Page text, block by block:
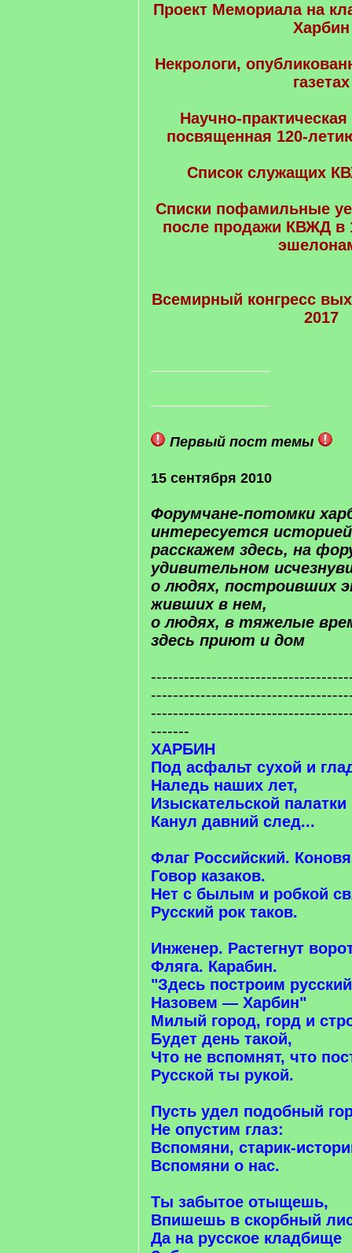
Проект Мемориала на
Харбин
Некрологи,
газетах
Научно-
посвященная 120-
Список служащих
Списки пофамильные
после продажи КВЖД в
Всемирный конгресс
2017
Первый пост темы
15 сентября 2010
Форумчане-потомки
интересуется
расскажем здесь, на
удивительном
о людях, построивших
живших в нем,
о людях, в тяжелые
здесь приют и дом
-------
ХАРБИН
Под асфальт сухой и
Наледь наших лет,
Изыскательской палатки
Канул давний след...
Флаг Российский.
Говор казаков.
Нет с былым и робкой
Русский рок таков.
Инженер. Растегнут
Фляга. Карабин.
"Здесь построим
Назовем — Харбин"
Милый город, горд и
Будет день такой,
Что не вспомнят, что
Русской ты рукой.
Пусть удел подобный
Не опустим глаз:
Вспомяни, старик-
Вспомяни о нас.
Ты забытое отыщешь,
Впишешь в скорбный
Да на русское кладбище